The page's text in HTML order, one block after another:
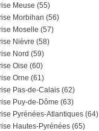
Meuse (55)
Morbihan (56)
Moselle (57)
Nièvre (58)
Nord (59)
Oise (60)
Orne (61)
Pas-de-Calais (62)
Puy-de-Dôme (63)
Pyrénées-Atlantiques (64)
Hautes-Pyrénées (65)